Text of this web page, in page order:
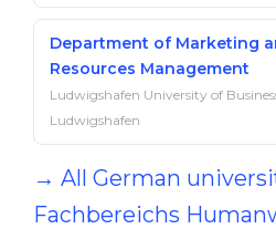
Department of Marketing
Resources Management
Ludwigshafen University of
Ludwigshafen
→ All German
Fachbereichs